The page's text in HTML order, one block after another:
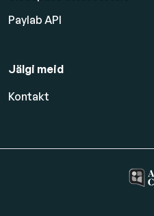
Paylab API
Jälgi meid
Kontakt